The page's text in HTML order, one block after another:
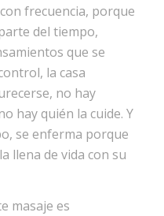
frecuencia, porque
del tiempo,
que se
la casa
no hay
hay quién la cuide. Y
se enferma porque
llena de vida con su
masaje es